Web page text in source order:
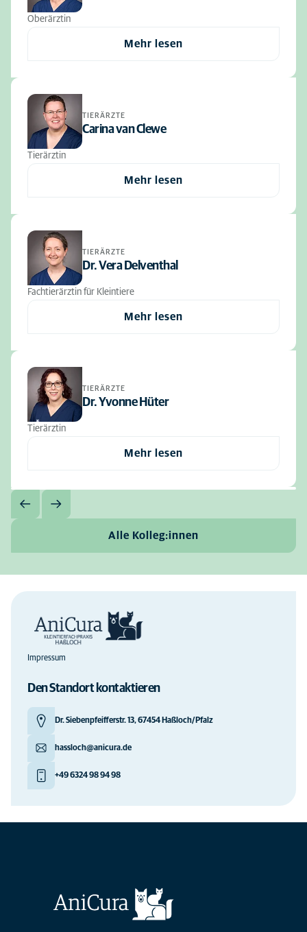
Oberärztin
Mehr lesen
TIERÄRZTE
Carina van Clewe
Tierärztin
Mehr lesen
TIERÄRZTE
Dr. Vera Delventhal
Fachtierärztin für Kleintiere
Mehr lesen
TIERÄRZTE
Dr. Yvonne Hüter
Tierärztin
Mehr lesen
Alle Kolleg:innen
Impressum
Den Standort kontaktieren
Dr. Siebenpfeifferstr. 13, 67454 Haßloch/Pfalz
hassloch@anicura.de
+49 6324 98 94 98